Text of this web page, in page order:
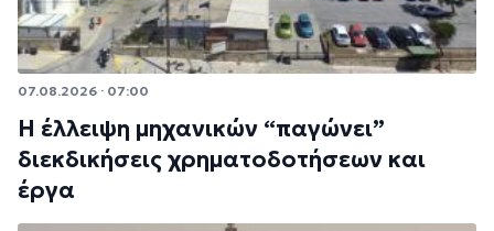
07.08.2026 · 07:00
Η έλλειψη μηχανικών “παγώνει”
διεκδικήσεις χρηματοδοτήσεων και
έργα